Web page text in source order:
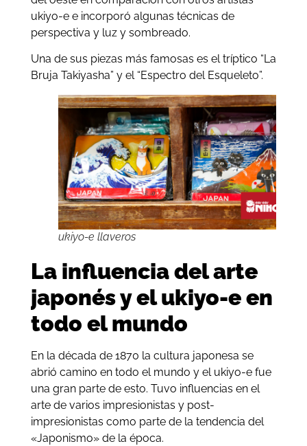
ukiyo-e e incorporó algunas técnicas de
perspectiva y luz y sombreado.
Una de sus piezas más famosas es el tríptico “La
Bruja Takiyasha” y el “Espectro del Esqueleto”.
ukiyo-e llaveros
La influencia del arte
japonés y el ukiyo-e en
todo el mundo
En la década de 1870 la cultura japonesa se
abrió camino en todo el mundo y el ukiyo-e fue
una gran parte de esto. Tuvo influencias en el
arte de varios impresionistas y post-
impresionistas como parte de la tendencia del
«Japonismo» de la época.